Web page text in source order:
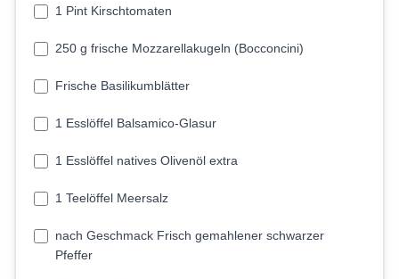
1 Pint Kirschtomaten
250 g frische Mozzarellakugeln (Bocconcini)
Frische Basilikumblätter
1 Esslöffel Balsamico-Glasur
1 Esslöffel natives Olivenöl extra
1 Teelöffel Meersalz
nach Geschmack Frisch gemahlener schwarzer
Pfeffer